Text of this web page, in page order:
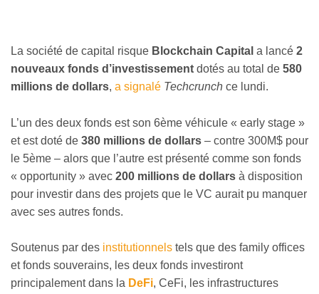
La société de capital risque Blockchain Capital a lancé 2
nouveaux fonds d’investissement dotés au total de 580
millions de dollars, a signalé Techcrunch ce lundi.
L’un des deux fonds est son 6ème véhicule « early stage »
et est doté de 380 millions de dollars – contre 300M$ pour
le 5ème – alors que l’autre est présenté comme son fonds
« opportunity » avec 200 millions de dollars à disposition
pour investir dans des projets que le VC aurait pu manquer
avec ses autres fonds.
Soutenus par des institutionnels tels que des family offices
et fonds souverains, les deux fonds investiront
principalement dans la DeFi, CeFi, les infrastructures